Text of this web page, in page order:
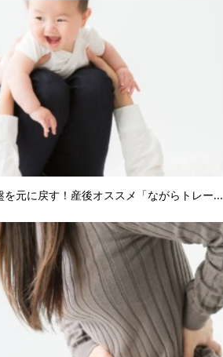
を元に戻す！産後オススメ「ながらトレー...